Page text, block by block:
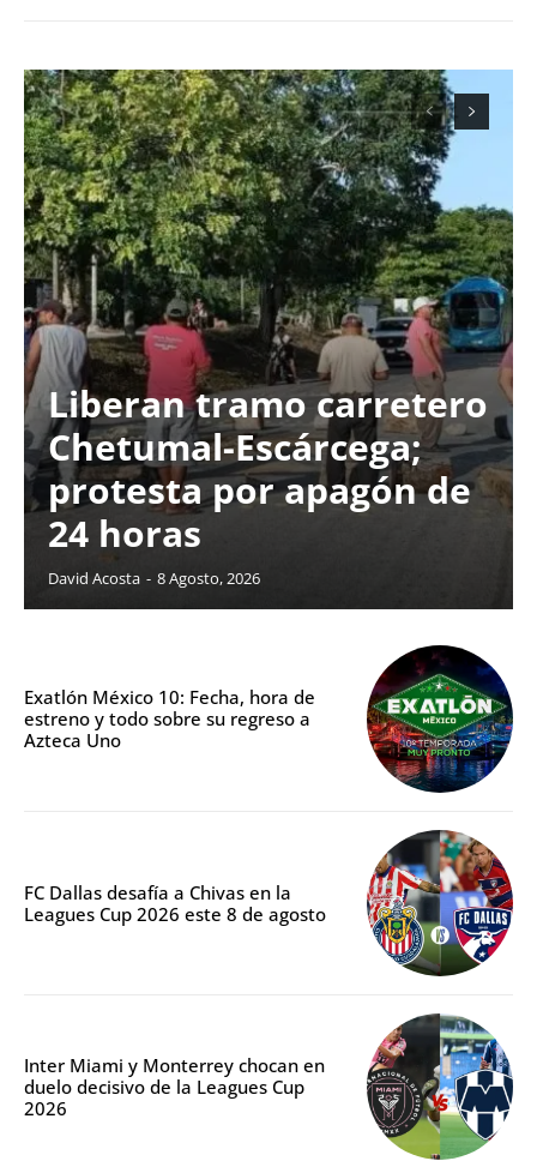
Liberan tramo carretero
Chetumal-Escárcega;
protesta por apagón de
24 horas
David Acosta - 8 Agosto, 2026
Exatlón México 10: Fecha, hora de
estreno y todo sobre su regreso a
Azteca Uno
FC Dallas desafía a Chivas en la
Leagues Cup 2026 este 8 de agosto
Inter Miami y Monterrey chocan en
duelo decisivo de la Leagues Cup
2026